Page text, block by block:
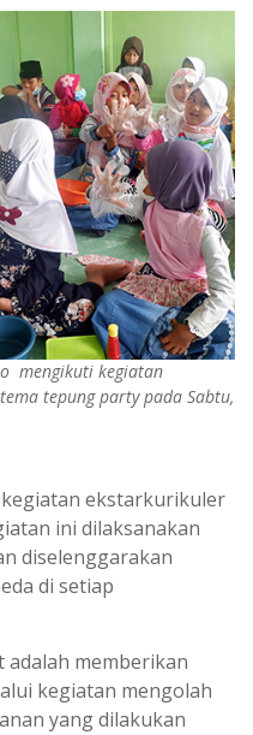
mengikuti kegiatan
tepung partypada Sabtu,
ekstarkurikuler
ini dilaksanakan
diselenggarakan
di setiap
memberikan
kegiatan mengolah
yang dilakukan